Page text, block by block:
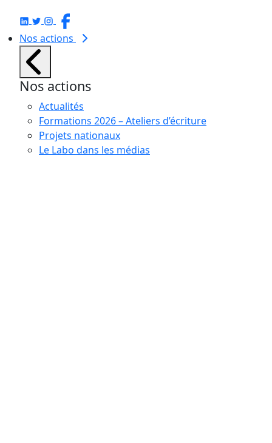
Nos actions
Nos actions
Actualités
Formations 2026 – Ateliers d’écriture
Projets nationaux
Le Labo dans les médias